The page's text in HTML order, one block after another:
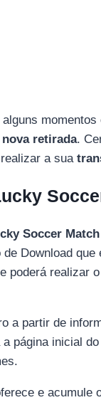
alguns
nova retirada.
a sua
Soccer
Download
poderá realizar
a partir de
página inicial
e acumule